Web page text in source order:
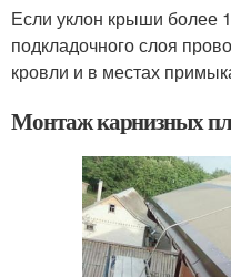
Если уклон крыши более
подкладочного слоя
кровли и в местах
Монтаж карнизных